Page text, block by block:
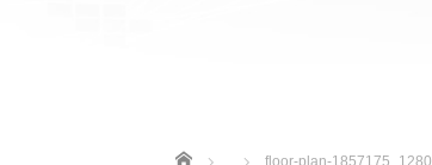
ホーム floor-plan-1857175_1280